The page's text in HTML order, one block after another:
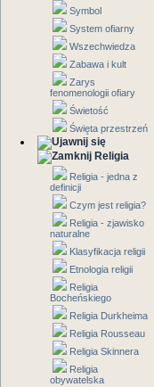
Symbol
System ofiarny
Wszechwiedza
Zabawa i kult
Zarys
fenomenologii ofiary
Świetość
Święta przestrzeń
Religia
Religia - jedna z
definicji
Czym jest religia?
Religia - zjawisko
naturalne
Klasyfikacja religii
Etnologia religii
Religia
Bocheńskiego
Religia Durkheima
Religia Rousseau
Religia Skinnera
Religia
obywatelska